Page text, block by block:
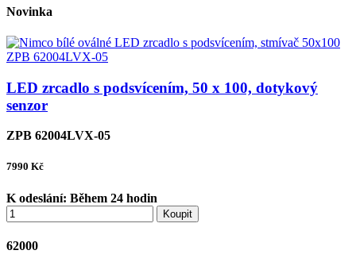
Novinka
LED zrcadlo s podsvícením, 50 x 100, dotykový
senzor
ZPB 62004LVX-05
7990 Kč
K odeslání: Během 24 hodin
Koupit
62000